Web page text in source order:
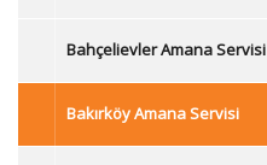
Bahçelievler Amana Servisi
Bakırköy Amana Servisi